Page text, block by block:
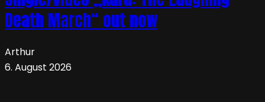
Death March“ out now
Arthur
6. August 2026